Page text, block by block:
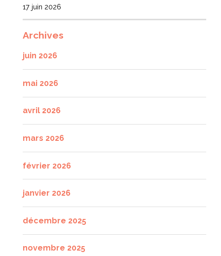
17 juin 2026
Archives
juin 2026
mai 2026
avril 2026
mars 2026
février 2026
janvier 2026
décembre 2025
novembre 2025